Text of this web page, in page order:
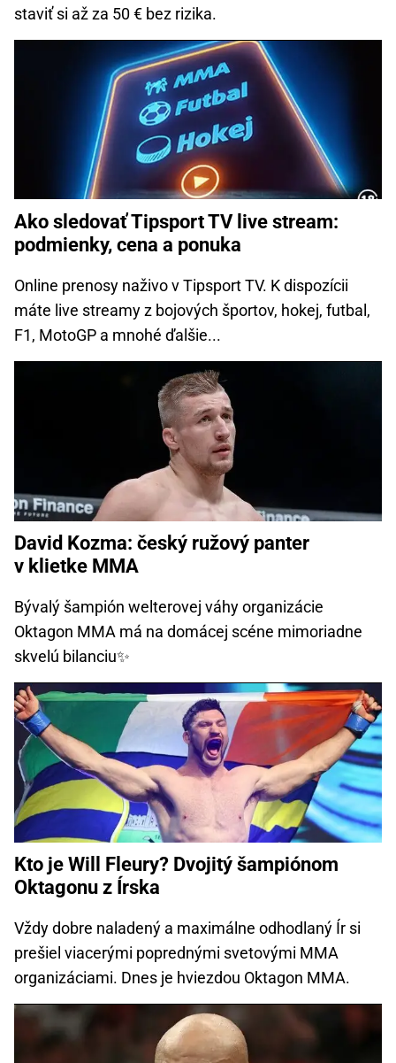
staviť si až za 50 € bez rizika.
Ako sledovať Tipsport TV live stream:
podmienky, cena a ponuka
Online prenosy naživo v Tipsport TV. K dispozícii
máte live streamy z bojových športov, hokej, futbal,
F1, MotoGP a mnohé ďalšie...
David Kozma: český ružový panter
v klietke MMA
Bývalý šampión welterovej váhy organizácie
Oktagon MMA má na domácej scéne mimoriadne
skvelú bilanciu✨
Kto je Will Fleury? Dvojitý šampiónom
Oktagonu z Írska
Vždy dobre naladený a maximálne odhodlaný Ír si
prešiel viacerými poprednými svetovými MMA
organizáciami. Dnes je hviezdou Oktagon MMA.